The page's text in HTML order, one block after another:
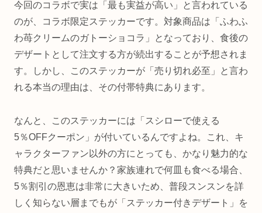
今回のコラボで実は「最も実益が高い」と言われている
のが、コラボ限定ステッカーです。対象商品は「ふわふ
わ苺クリームのガトーショコラ」となっており、食後の
デザートとして注文する方が続出することが予想されま
す。しかし、このステッカーが「売り切れ必至」と言わ
れる本当の理由は、その付帯特典にあります。
なんと、このステッカーには「スシローで使える
5％OFFクーポン」が付いているんですよね。これ、キ
ャラクターファン以外の方にとっても、かなり魅力的な
特典だと思いませんか？家族連れで何皿も食べる場合、
5％割引の恩恵は非常に大きいため、普段スンスンを詳
しく知らない層までもが「ステッカー付きデザート」を